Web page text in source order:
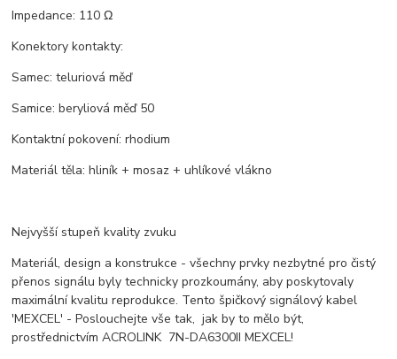
Impedance: 110 Ω
Konektory kontakty:
Samec: teluriová měď
Samice: beryliová měď 50
Kontaktní pokovení: rhodium
Materiál těla: hliník + mosaz + uhlíkové vlákno
Nejvyšší stupeň kvality zvuku
Materiál, design a konstrukce - všechny prvky nezbytné pro čistý
přenos signálu byly technicky prozkoumány, aby poskytovaly
maximální kvalitu reprodukce. Tento špičkový signálový kabel
'MEXCEL' - Poslouchejte vše tak, jak by to mělo být,
prostřednictvím ACROLINK 7N-DA6300II MEXCEL!